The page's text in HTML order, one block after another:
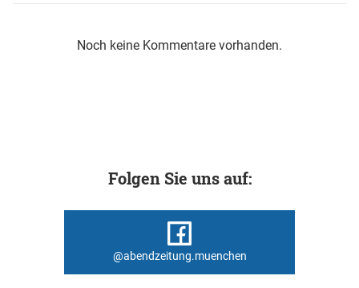
Noch keine Kommentare vorhanden.
Folgen Sie uns auf:
@abendzeitung.muenchen